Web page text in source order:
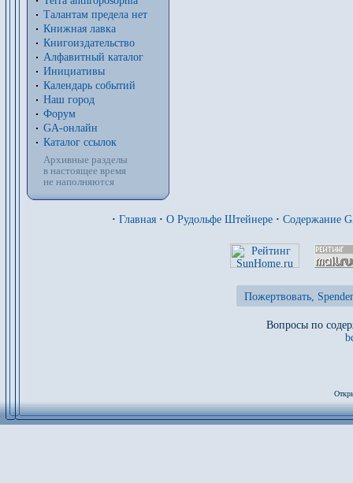
Талантам предела нет
Книжная лавка
Книгоиздательство
Алфавитный каталог
Инициативы
Календарь событий
Наш город
Форум
GA-онлайн
Каталог ссылок
Архивные разделы
в настоящее время
не наполняются
· Главная · О Рудольфе Штейнере · Содержание
Пожертвовать,
Вопросы по